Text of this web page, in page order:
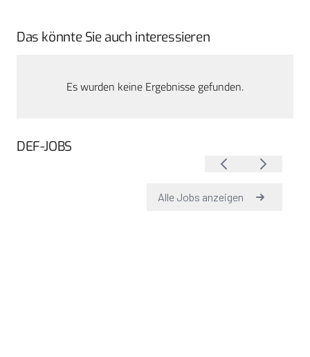
Das könnte Sie auch interessieren
Es wurden keine Ergebnisse gefunden.
DEF-JOBS